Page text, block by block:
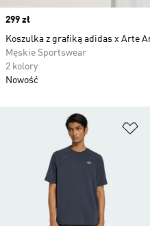
Price
299 zł
Koszulka z grafiką adidas x Arte
Męskie Sportswear
2 kolory
Nowość